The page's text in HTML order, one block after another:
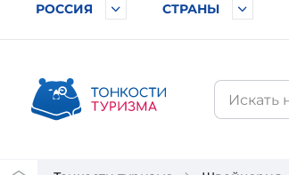
РОССИЯ СТРАНЫ